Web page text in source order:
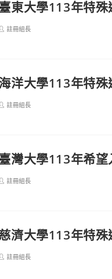
臺東大學113年特
註冊組長
海洋大學113年特
註冊組長
臺灣大學113年希
註冊組長
慈濟大學113年特
註冊組長